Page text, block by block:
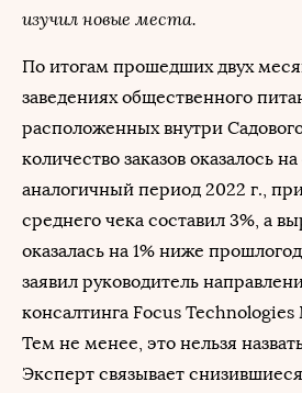
изучил новые места.
По итогам прошедших двух
заведениях общественного
расположенных внутри
количество заказов оказалось
аналогичный период 2022 г.,
среднего чека составил 3%, а
оказалась на 1% ниже
заявил руководитель
консалтинга Focus
Тем не менее, это нельзя
Эксперт связывает